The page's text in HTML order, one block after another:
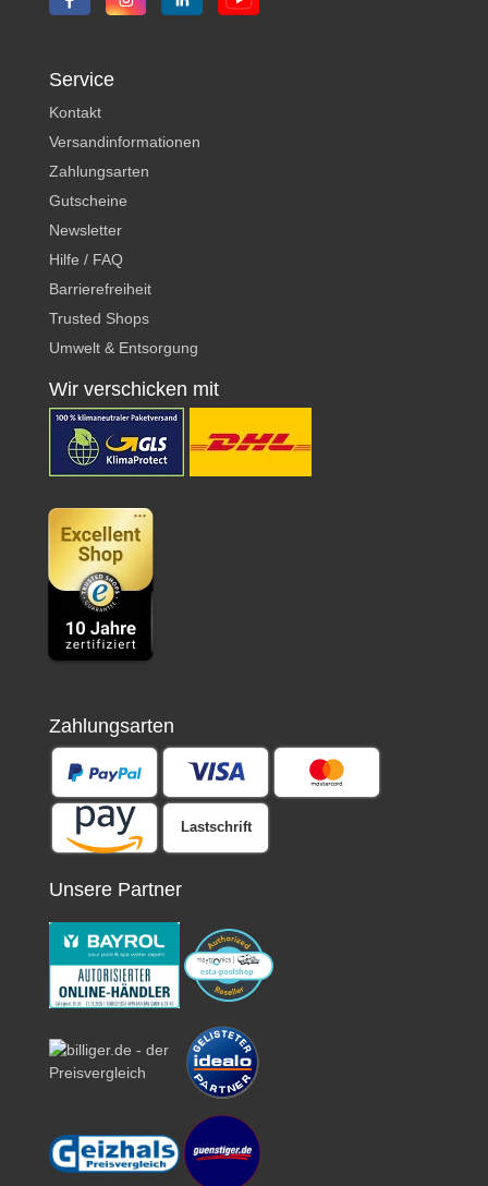
Service
Kontakt
Versandinformationen
Zahlungsarten
Gutscheine
Newsletter
Hilfe / FAQ
Barrierefreiheit
Trusted Shops
Umwelt & Entsorgung
Wir verschicken mit
Zahlungsarten
Lastschrift
Unsere Partner